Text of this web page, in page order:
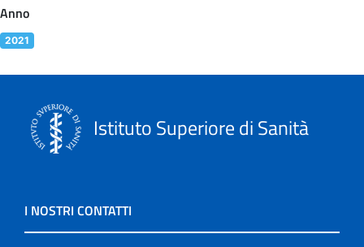
Anno
2021
Istituto Superiore di Sanità
I NOSTRI CONTATTI